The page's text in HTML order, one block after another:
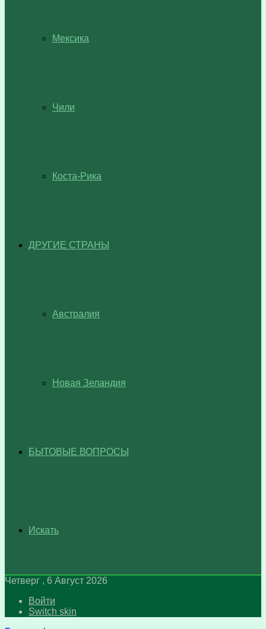
Мексика
Чили
Коста-Рика
ДРУГИЕ СТРАНЫ
Австралия
Новая Зеландия
БЫТОВЫЕ ВОПРОСЫ
Искать
Четверг , 6 Август 2026
Войти
Switch skin